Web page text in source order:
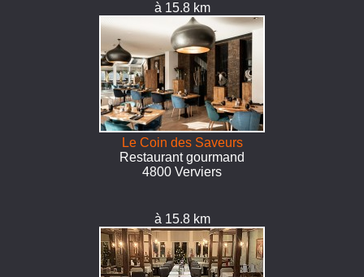
à 15.8 km
Le Coin des Saveurs
Restaurant gourmand
4800 Verviers
à 15.8 km